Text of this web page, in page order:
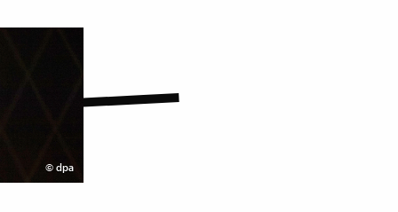
© dpa